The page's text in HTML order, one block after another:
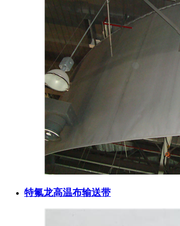
特氟龙高温布输送带